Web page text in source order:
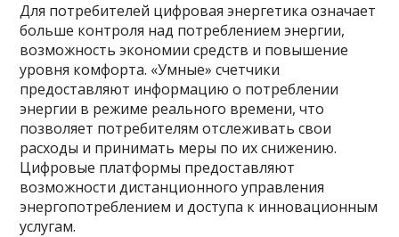
Для потребителей цифровая энергетика означает
больше контроля над потреблением энергии,
возможность экономии средств и повышение
уровня комфорта. «Умные» счетчики
предоставляют информацию о потреблении
энергии в режиме реального времени, что
позволяет потребителям отслеживать свои
расходы и принимать меры по их снижению.
Цифровые платформы предоставляют
возможности дистанционного управления
энергопотреблением и доступа к инновационным
услугам.